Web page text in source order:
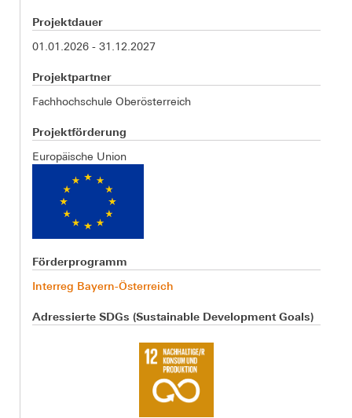
Projektdauer
01.01.2026 - 31.12.2027
Projektpartner
Fachhochschule Oberösterreich
Projektförderung
Europäische Union
Förderprogramm
Interreg Bayern-Österreich
Adressierte SDGs (Sustainable Development Goals)